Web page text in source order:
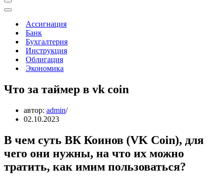
Меню
навигации
Меню
навигацииАссигнация
Банк
Бухгалтерия
Инструкция
Облигация
Экономика
Что за таймер в vk coin
автор: admin
02.10.2023
В чем суть ВК Коинов (VK Coin), для
чего они нужны, на что их можно
тратить, как имим пользоваться?